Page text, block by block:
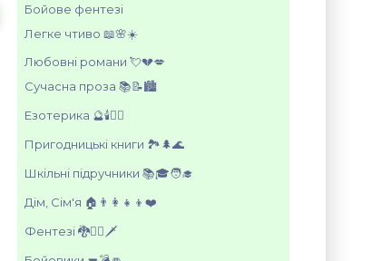
Бойове фентезі
Легке чтиво 📖🌸☀️
Любовні романи 💘💔💋
Сучасна проза 📚📝🏙️
Езотерика 🔮🕯️🧘‍♀️
Пригодницькі книги 🏞️🌲🌊
Шкільні підручники 📚🎓🧑‍🎓
Дім, Сім'я 🏠👨‍👩‍👧‍👦❤️
Фентезі 🐉🧝‍♀️🗡️